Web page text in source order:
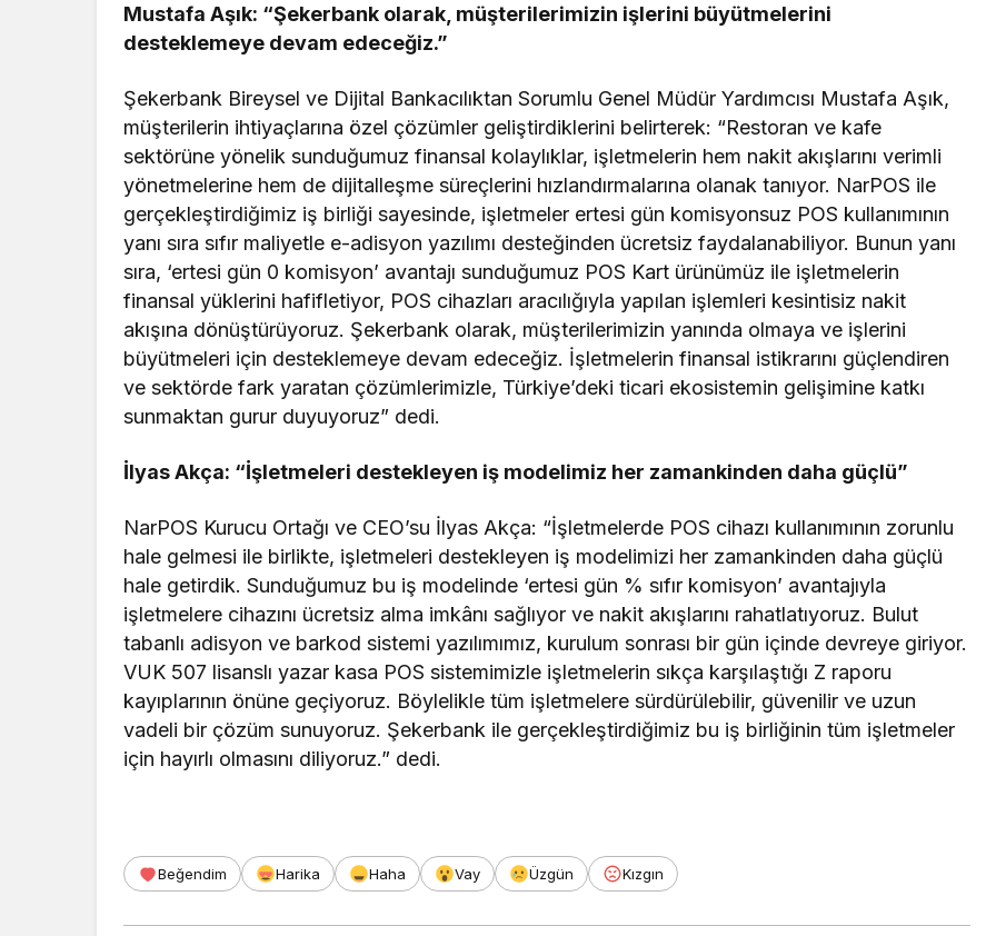
Mustafa Aşık: “Şekerbank olarak, müşterilerimizin işlerini büyütmelerini
desteklemeye devam edeceğiz.”
Şekerbank Bireysel ve Dijital Bankacılıktan Sorumlu Genel Müdür Yardımcısı Mustafa Aşık,
müşterilerin ihtiyaçlarına özel çözümler geliştirdiklerini belirterek: “Restoran ve kafe
sektörüne yönelik sunduğumuz finansal kolaylıklar, işletmelerin hem nakit akışlarını verimli
yönetmelerine hem de dijitalleşme süreçlerini hızlandırmalarına olanak tanıyor. NarPOS ile
gerçekleştirdiğimiz iş birliği sayesinde, işletmeler ertesi gün komisyonsuz POS kullanımının
yanı sıra sıfır maliyetle e-adisyon yazılımı desteğinden ücretsiz faydalanabiliyor. Bunun yanı
sıra, ‘ertesi gün 0 komisyon’ avantajı sunduğumuz POS Kart ürünümüz ile işletmelerin
finansal yüklerini hafifletiyor, POS cihazları aracılığıyla yapılan işlemleri kesintisiz nakit
akışına dönüştürüyoruz. Şekerbank olarak, müşterilerimizin yanında olmaya ve işlerini
büyütmeleri için desteklemeye devam edeceğiz. İşletmelerin finansal istikrarını güçlendiren
ve sektörde fark yaratan çözümlerimizle, Türkiye’deki ticari ekosistemin gelişimine katkı
sunmaktan gurur duyuyoruz” dedi.
İlyas Akça: “İşletmeleri destekleyen iş modelimiz her zamankinden daha güçlü”
NarPOS Kurucu Ortağı ve CEO’su İlyas Akça: “İşletmelerde POS cihazı kullanımının zorunlu
hale gelmesi ile birlikte, işletmeleri destekleyen iş modelimizi her zamankinden daha güçlü
hale getirdik. Sunduğumuz bu iş modelinde ‘ertesi gün % sıfır komisyon’ avantajıyla
işletmelere cihazını ücretsiz alma imkânı sağlıyor ve nakit akışlarını rahatlatıyoruz. Bulut
tabanlı adisyon ve barkod sistemi yazılımımız, kurulum sonrası bir gün içinde devreye giriyor.
VUK 507 lisanslı yazar kasa POS sistemimizle işletmelerin sıkça karşılaştığı Z raporu
kayıplarının önüne geçiyoruz. Böylelikle tüm işletmelere sürdürülebilir, güvenilir ve uzun
vadeli bir çözüm sunuyoruz. Şekerbank ile gerçekleştirdiğimiz bu iş birliğinin tüm işletmeler
için hayırlı olmasını diliyoruz.” dedi.
Beğendim Harika Haha Vay Üzgün Kızgın